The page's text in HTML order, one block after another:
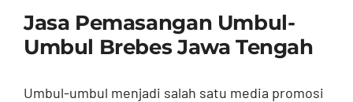
Jasa Pemasangan Umbul-
Umbul Brebes Jawa Tengah
Umbul-umbul menjadi salah satu media promosi